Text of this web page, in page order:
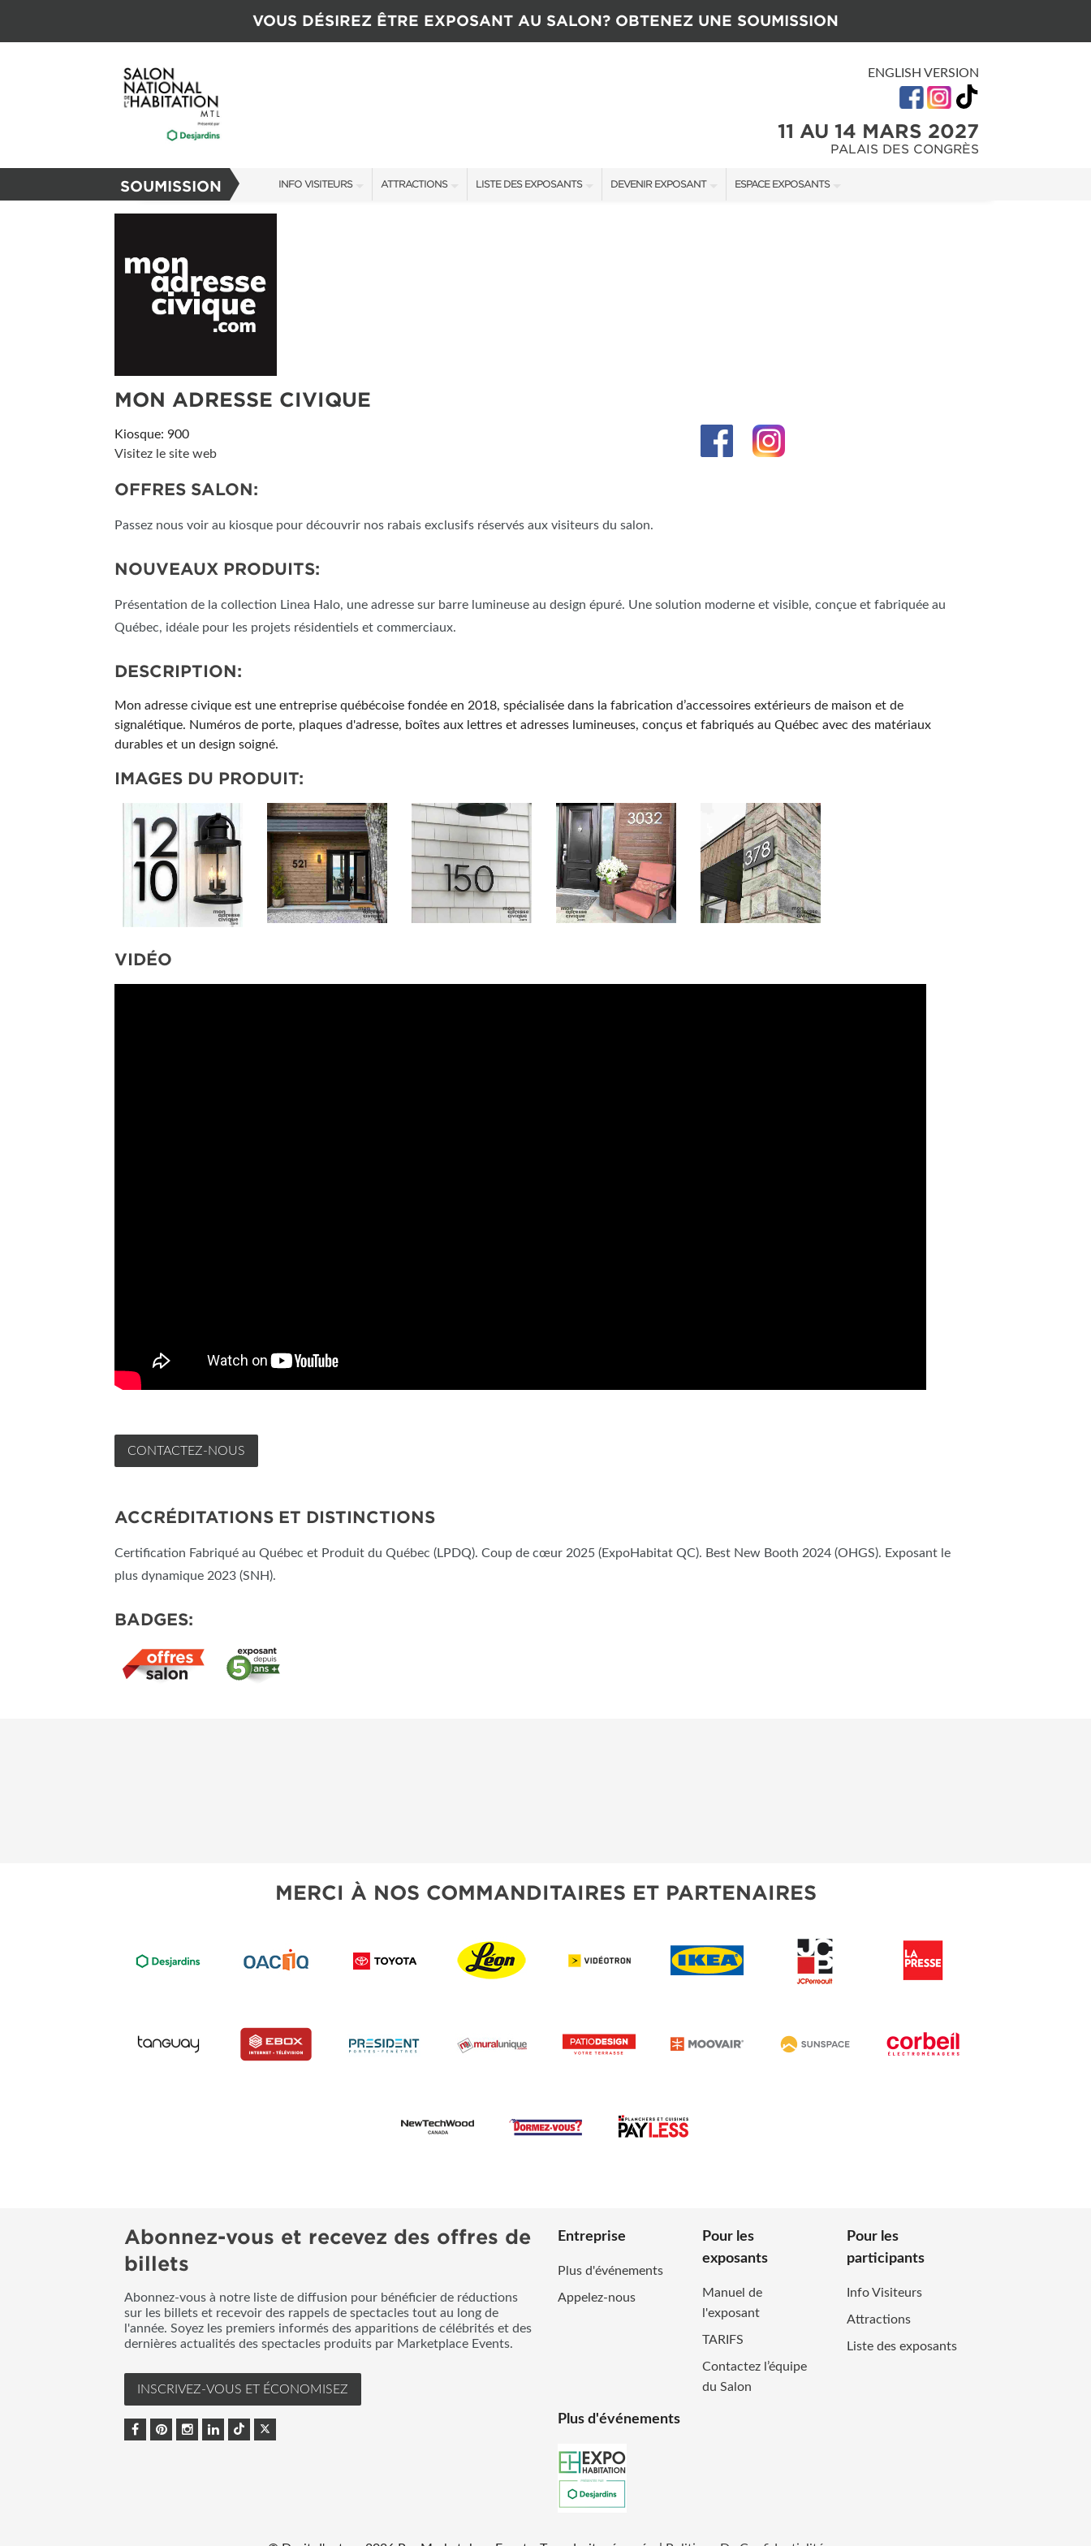
VOUS DÉSIREZ ÊTRE EXPOSANT AU SALON? OBTENEZ UNE SOUMISSION
11 AU 14 MARS 2027
PALAIS DES CONGRÈS
SOUMISSION INFO VISITEURS ATTRACTIONS LISTE DES EXPOSANTS DEVENIR EXPOSANT ESPACE EXPOSANTS
ENGLISH VERSION
MON ADRESSE CIVIQUE
Kiosque: 900
Visitez le site web
OFFRES SALON:
Passez nous voir au kiosque pour découvrir nos rabais exclusifs réservés aux visiteurs du salon.
NOUVEAUX PRODUITS:
Présentation de la collection Linea Halo, une adresse sur barre lumineuse au design épuré. Une solution moderne et visible, conçue et fabriquée au
Québec, idéale pour les projets résidentiels et commerciaux.
DESCRIPTION:
Mon adresse civique est une entreprise québécoise fondée en 2018, spécialisée dans la fabrication d’accessoires extérieurs de maison et de
signalétique. Numéros de porte, plaques d'adresse, boîtes aux lettres et adresses lumineuses, conçus et fabriqués au Québec avec des matériaux
durables et un design soigné.
IMAGES DU PRODUIT:
VIDÉO
CONTACTEZ-NOUS
ACCRÉDITATIONS ET DISTINCTIONS
Certification Fabriqué au Québec et Produit du Québec (LPDQ). Coup de cœur 2025 (ExpoHabitat QC). Best New Booth 2024 (OHGS). Exposant le
plus dynamique 2023 (SNH).
BADGES:
MERCI À NOS COMMANDITAIRES ET PARTENAIRES
Abonnez-vous et recevez des offres de
billets
Abonnez-vous à notre liste de diffusion pour bénéficier de réductions
sur les billets et recevoir des rappels de spectacles tout au long de
l'année. Soyez les premiers informés des apparitions de célébrités et des
dernières actualités des spectacles produits par Marketplace Events.
INSCRIVEZ-VOUS ET ÉCONOMISEZ
Entreprise
Plus d'événements
Appelez-nous
Pour les
exposants
Manuel de
l'exposant
TARIFS
Contactez l’équipe
du Salon
Pour les
participants
Info Visiteurs
Attractions
Liste des exposants
Plus d'événements